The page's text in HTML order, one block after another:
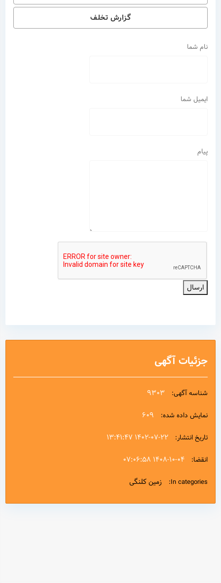
گزارش تخلف
نام شما
ایمیل شما
پیام
ارسال
جزئیات آگهی
شناسه آگهی: 9303
نمایش داده شده: 609
تاریخ انتشار: ۱۴۰۲-۰۷-۲۲ ۱۳:۴۱:۴۷
انقضا: ۱۴۰۸-۱۰-۰۴ ۰۷:۰۶:۵۸
In categories: زمین کلنگی